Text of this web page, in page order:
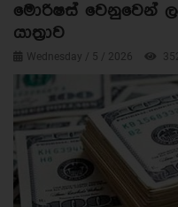
මොරිෂස් වෙනුවෙන්
යාත්‍රාව
Wednesday / 5 / 2026